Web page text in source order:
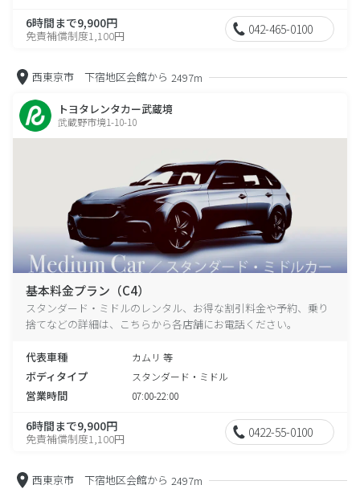
6時間まで9,900円
免責補償制度1,100円 042-465-0100
西東京市 下宿地区会館から 2497m
トヨタレンタカー武蔵境
武蔵野市境1-10-10
基本料金プラン（C4）
スタンダード・ミドルのレンタル、お得な割引料金や予約、乗り
捨てなどの詳細は、こちらから各店舗にお電話ください。
代表車種 カムリ 等
ボディタイプ スタンダード・ミドル
営業時間 07:00-22:00
6時間まで9,900円
免責補償制度1,100円 0422-55-0100
西東京市 下宿地区会館から 2497m